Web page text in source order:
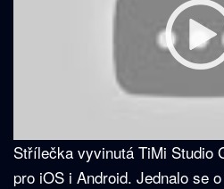
Střílečka vyvinutá TiMi Studio
pro iOS i Android. Jednalo se